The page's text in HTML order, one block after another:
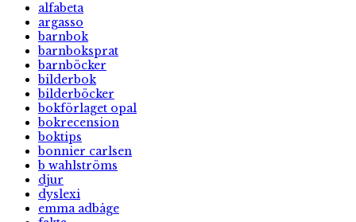
alfabeta
argasso
barnbok
barnboksprat
barnböcker
bilderbok
bilderböcker
bokförlaget opal
bokrecension
boktips
bonnier carlsen
b wahlströms
djur
dyslexi
emma adbåge